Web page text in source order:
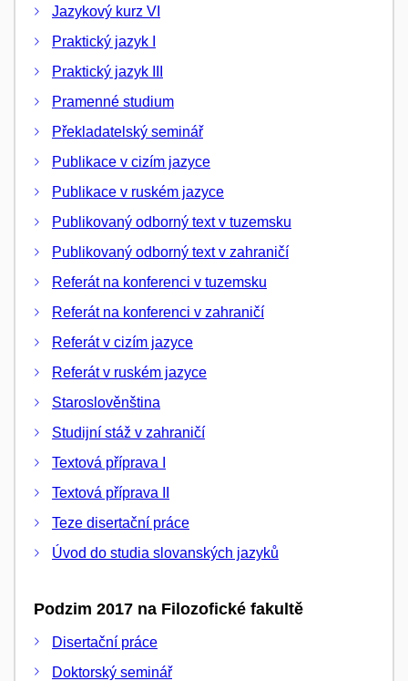
Jazykový kurz VI
Praktický jazyk I
Praktický jazyk III
Pramenné studium
Překladatelský seminář
Publikace v cizím jazyce
Publikace v ruském jazyce
Publikovaný odborný text v tuzemsku
Publikovaný odborný text v zahraničí
Referát na konferenci v tuzemsku
Referát na konferenci v zahraničí
Referát v cizím jazyce
Referát v ruském jazyce
Staroslověnština
Studijní stáž v zahraničí
Textová příprava I
Textová příprava II
Teze disertační práce
Úvod do studia slovanských jazyků
Podzim 2017 na Filozofické fakultě
Disertační práce
Doktorský seminář